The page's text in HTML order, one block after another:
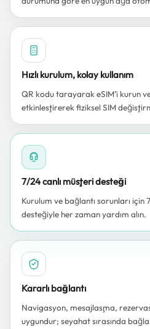
Hızlı kurulum, kolay kullanım
QR kodu tarayarak eSIM’i kurun
etkinleştirerek fiziksel SIM
7/24 canlı müşteri desteği
Kurulum ve bağlantı sorunları
desteğiyle her zaman yardım alın.
Kararlı bağlantı
Navigasyon, mesajlaşma,
uygundur; seyahat sırasında